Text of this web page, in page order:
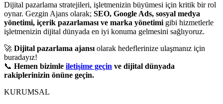
Dijital pazarlama stratejileri, işletmenizin büyümesi için kritik bir rol
oynar. Gezgin Ajans olarak; SEO, Google Ads, sosyal medya
yönetimi, içerik pazarlaması ve marka yönetimi gibi hizmetlerle
işletmenizin dijital dünyada en iyi konuma gelmesini sağlıyoruz.
🚀 Dijital pazarlama ajansı olarak hedeflerinize ulaşmanız için
buradayız!
📞 Hemen bizimle iletişime geçin ve dijital dünyada
rakiplerinizin önüne geçin.
KURUMSAL